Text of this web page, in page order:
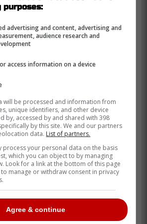
ce qui a été rapporté par
la prochaine entente de
être évaluée entre 11
de dollars par saison.
négociations soient
je pense que Nico
Devils vont conclure
de contrat à moyen
le montant se situera
millions. » - Kevin
témoigne de la valeur
advertising and content, advertising and
audience research and
access information on a device
will be processed and information from
unique identifiers, and other device
by, accessed by and shared with 398
by this site. We and our partners
data. List of partners.
process your personal data on the basis
which you can object to by managing
Look for a link at the bottom of this page
manage or withdraw consent in privacy
Agree & continue